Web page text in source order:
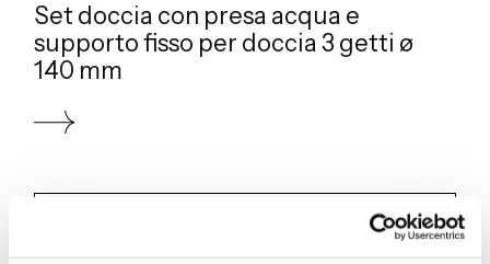
Set doccia con presa acqua e
supporto fisso per doccia 3 getti ø
140 mm
SD028 A